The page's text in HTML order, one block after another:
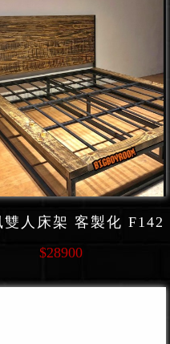
雙人床架 客製化 F142
$28900